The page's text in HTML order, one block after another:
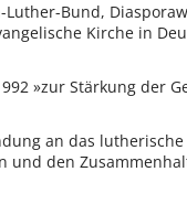
Luther-Bund,
Kirche in
»zur Stärkung der
an das
den